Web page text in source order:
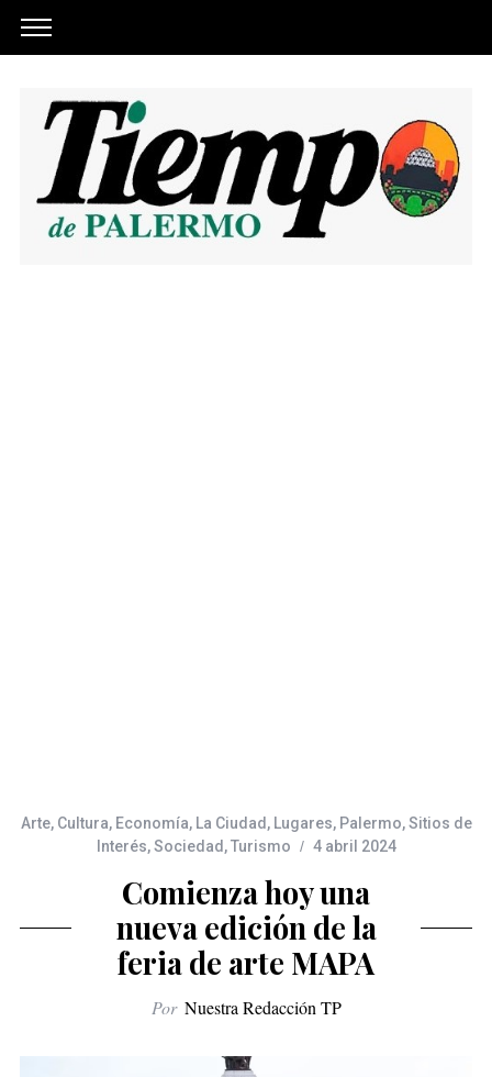
Arte, Cultura, Economía, La Ciudad , Lugares, Palermo,Sitios de
Interés,Sociedad ,Turismo 4 abril 2024
Comienza hoy una
nueva edición de la
feria de arte MAPA
Por Nuestra Redacción TP